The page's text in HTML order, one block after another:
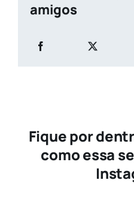
amigos
Fique por
como essa